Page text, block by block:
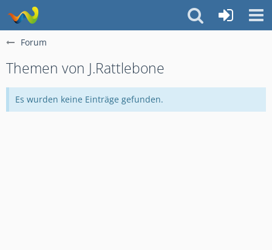
Forum
Themen von J.Rattlebone
Es wurden keine Einträge gefunden.